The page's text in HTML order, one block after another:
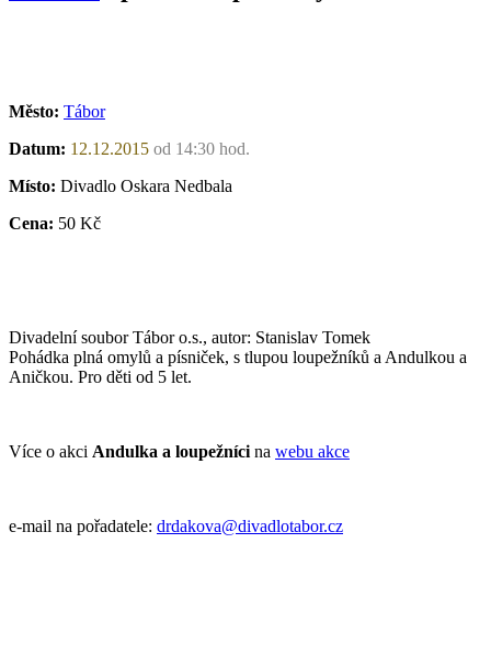
Město: Tábor
Datum: 12.12.2015 od 14:30 hod.
Místo: Divadlo Oskara Nedbala
Cena: 50 Kč
Divadelní soubor Tábor o.s., autor: Stanislav Tomek
Pohádka plná omylů a písniček, s tlupou loupežníků a Andulkou a
Aničkou. Pro děti od 5 let.
Více o akci Andulka a loupežníci na webu akce
e-mail na pořadatele: drdakova@divadlotabor.cz